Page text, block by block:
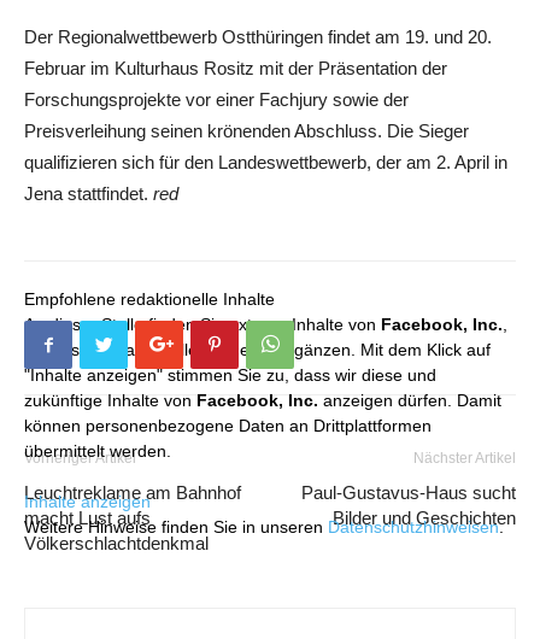
Der Regionalwettbewerb Ostthüringen findet am 19. und 20.
Februar im Kulturhaus Rositz mit der Präsentation der
Forschungsprojekte vor einer Fachjury sowie der
Preisverleihung seinen krönenden Abschluss. Die Sieger
qualifizieren sich für den Landeswettbewerb, der am 2. April in
Jena stattfindet. red
Empfohlene redaktionelle Inhalte
An dieser Stelle finden Sie externe Inhalte von Facebook, Inc.
die unser redaktionelles Angebot ergänzen. Mit dem Klick auf
"Inhalte anzeigen" stimmen Sie zu, dass wir diese und
zukünftige Inhalte von Facebook, Inc. anzeigen dürfen. Damit
können personenbezogene Daten an Drittplattformen
übermittelt werden.
Inhalte anzeigen
Weitere Hinweise finden Sie in unseren Datenschutzhinweisen.
Vorheriger Artikel
Leuchtreklame am Bahnhof
macht Lust aufs
Völkerschlachtdenkmal
Nächster Artikel
Paul-Gustavus-Haus sucht
Bilder und Geschichten